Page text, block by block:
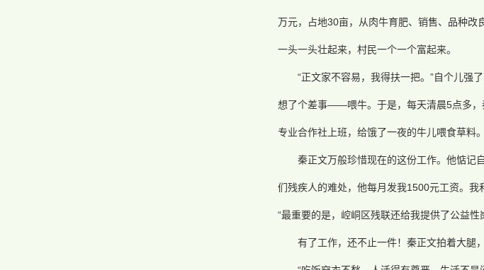
万元，占地30亩，从肉牛育肥、销售、品种改
一头一头壮起来，村民一个一个富起来。
“正文家不容易，我得扶一把。”自个儿强
想了个差事——喂牛。于是，每天清晨5点多，
专业合作社上班，给饿了一夜的牛儿喂食草料。
秦正文万般珍惜现在的这份工作。他惦记
们残疾人的难处，他每月发我1500元工资。我
“最重要的是，崆峒区残联还给我提供了公益
有了工作，还不止一件！秦正文拍着大腿